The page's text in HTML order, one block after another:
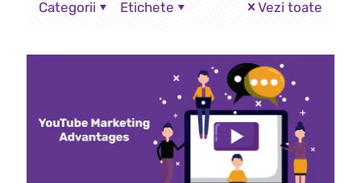
Categorii Etichete Vezi toate